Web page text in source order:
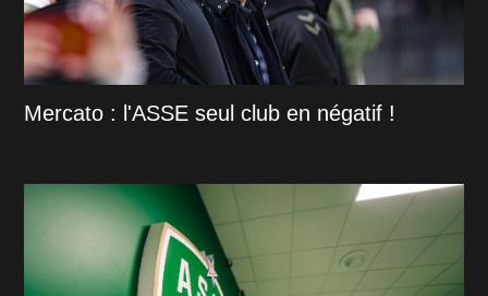
Mercato : l'ASSE seul club en négatif !